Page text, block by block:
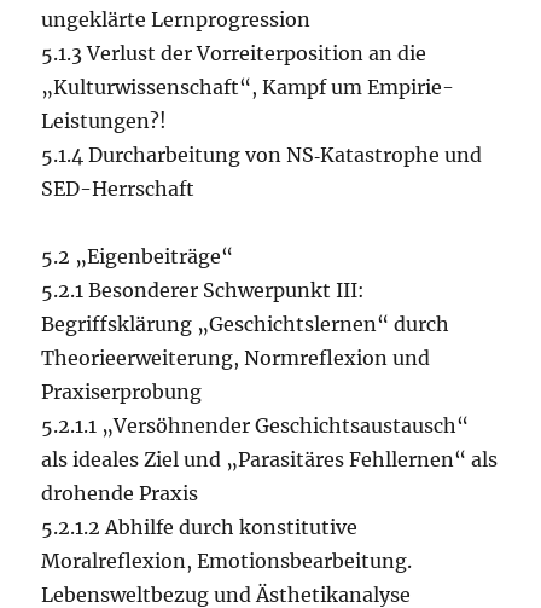
ungeklärte Lernprogression
5.1.3 Verlust der Vorreiterposition an die
„Kulturwissenschaft“, Kampf um Empirie-
Leistungen?!
5.1.4 Durcharbeitung von NS‑Katastrophe und
SED-Herrschaft
5.2 „Eigenbeiträge“
5.2.1 Besonderer Schwerpunkt III:
Begriffsklärung „Geschichtslernen“ durch
Theorieerweiterung, Normreflexion und
Praxiserprobung
5.2.1.1 „Versöhnender Geschichtsaustausch“
als ideales Ziel und „Parasitäres Fehllernen“ als
drohende Praxis
5.2.1.2 Abhilfe durch konstitutive
Moralreflexion, Emotionsbearbeitung.
Lebensweltbezug und Ästhetikanalyse